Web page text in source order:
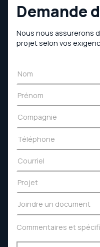
Demande
Nous nous assurerons
projet selon vos
Joindre un document
Commentaires et